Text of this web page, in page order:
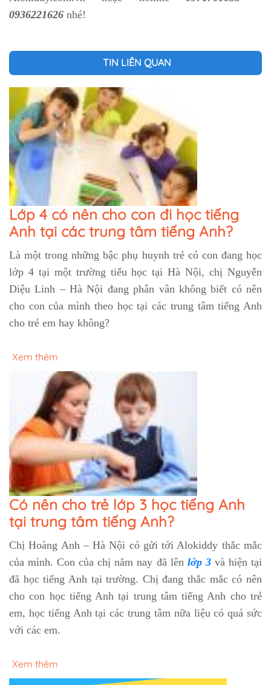
0936221626 nhé!
TIN LIÊN QUAN
Lớp 4 có nên cho con đi học tiếng
Anh tại các trung tâm tiếng Anh?
Là một trong những bậc phụ huynh trẻ có con đang học
lớp 4 tại một trường tiểu học tại Hà Nội, chị Nguyễn
Diệu Linh – Hà Nội đang phân vân không biết có nên
cho con của mình theo học tại các trung tâm tiếng Anh
cho trẻ em hay không?
Xem thêm
Có nên cho trẻ lớp 3 học tiếng Anh
tại trung tâm tiếng Anh?
Chị Hoàng Anh – Hà Nội có gửi tới Alokiddy thắc mắc
của mình. Con của chị năm nay đã lên lớp 3và hiện tại
đã học tiếng Anh tại trường. Chị đang thắc mắc có nên
cho con học tiếng Anh tại trung tâm tiếng Anh cho trẻ
em, học tiếng Anh tại các trung tâm nữa liệu có quá sức
với các em.
Xem thêm